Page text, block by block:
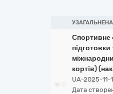
УЗАГАЛЬНЕНА
Спортивне
підготовки
кортів)
UA-2025-11-
Дата